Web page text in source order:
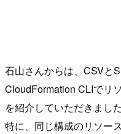
石山さんからは、CSVと
CloudFormation CLIでリ
を紹介していただきました
特に、同じ構成のリソー